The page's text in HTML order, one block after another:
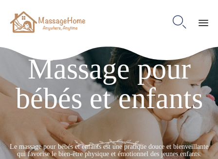

to
Massage pour
bébés et enfants
Le massage pour bébés et enfants est une pratique douce et bienveillante
qui favorise le bien-être physique et émotionnel des jeunes enfants.